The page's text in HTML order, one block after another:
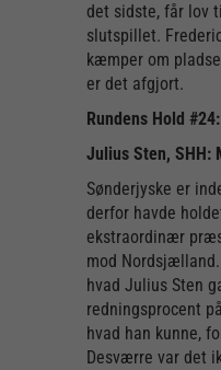
det sidste, får lov
slutspillet.
kæmper om
er det afgjort.
Rundens Hold #24:
Julius Sten, SHH:
Sønderjyske er
derfor havde
ekstraordinær
mod
hvad Julius Sten
redningsprocent
hvad han kunne,
Desværre var det